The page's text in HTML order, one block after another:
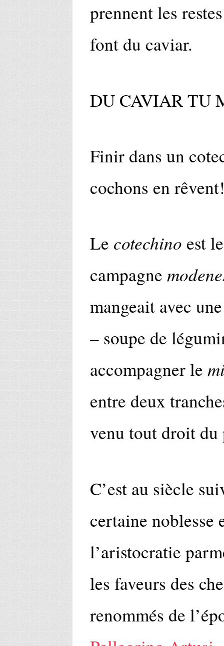
prennent les
font du caviar.
DU CAVIAR TU
Finir dans un
cochons en
Le cotechino est
campagne
mangeait avec
– soupe de
accompagner le
entre deux
venu tout droit du
C’est au siècle
certaine noblesse
l’aristocratie
les faveurs des
renommés de